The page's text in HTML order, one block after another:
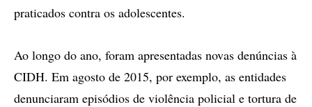
praticados contra os adolescentes.
Ao longo do ano, foram apresentadas novas denúncias à
CIDH. Em agosto de 2015, por exemplo, as entidades
denunciaram episódios de violência policial e tortura de